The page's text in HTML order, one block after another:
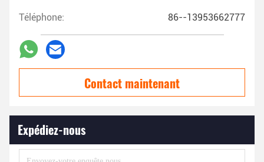
Téléphone: 86--13953662777
Contact maintenant
Expédiez-nous